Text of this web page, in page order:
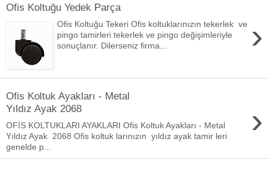
Ofis Koltuğu Yedek Parça
›
Ofis Koltuğu Tekeri Ofis koltuklarınızın tekerlek ve
pingo tamirleri tekerlek ve pingo değişimleriyle
sonuçlanır. Dilerseniz firma...
Ofis Koltuk Ayakları - Metal
Yıldız Ayak 2068
›
OFİS KOLTUKLARI AYAKLARI Ofis Koltuk Ayakları - Metal
Yıldız Ayak 2068 Ofis koltuk larınızın yıldız ayak tamir leri
genelde p...